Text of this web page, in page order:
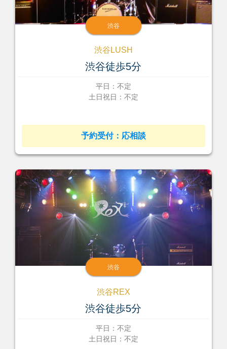
渋谷
渋谷LUSH
渋谷徒歩5分
平日：不定
土日祝日：不定
予約受付：応相談
渋谷
渋谷REX
渋谷徒歩5分
平日：不定
土日祝日：不定